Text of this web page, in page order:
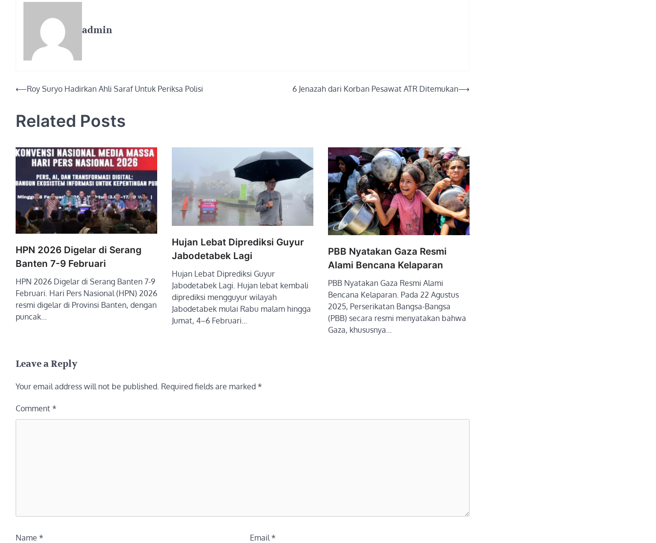
admin
Post
⟵Roy Suryo Hadirkan Ahli Saraf Untuk Periksa Polisi 6 Jenazah dari Korban Pesawat ATR Ditemukan⟶
Related Posts
HPN 2026 Digelar di Serang
Banten 7-9 Februari
HPN 2026 Digelar di Serang Banten 7-9
Februari. Hari Pers Nasional (HPN) 2026
resmi digelar di Provinsi Banten, dengan
puncak…
Hujan Lebat Diprediksi Guyur
Jabodetabek Lagi
Hujan Lebat Diprediksi Guyur
Jabodetabek Lagi. Hujan lebat kembali
diprediksi mengguyur wilayah
Jabodetabek mulai Rabu malam hingga
Jumat, 4–6 Februari…
PBB Nyatakan Gaza Resmi
Alami Bencana Kelaparan
PBB Nyatakan Gaza Resmi Alami
Bencana Kelaparan. Pada 22 Agustus
2025, Perserikatan Bangsa-Bangsa
(PBB) secara resmi menyatakan bahwa
Gaza, khususnya…
Leave a Reply
Your email address will not be published. Required fields are marked *
Comment *
Name * Email*